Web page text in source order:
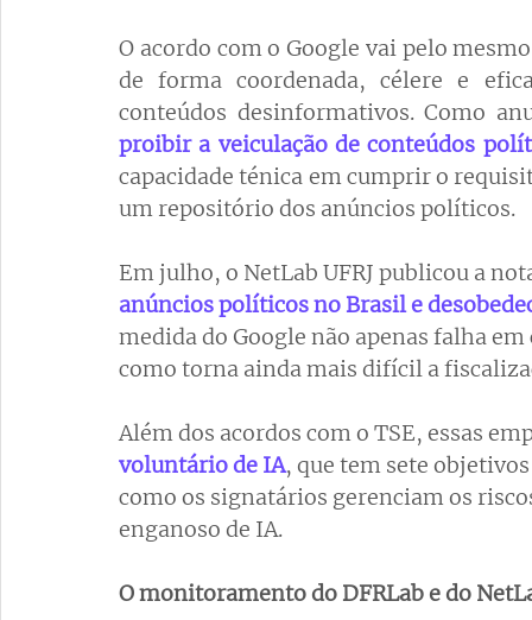
O acordo com o Google vai pelo
de forma coordenada, célere e
proibir a veiculação de conteúdos
capacidade ténica em cumprir o
um repositório dos anúncios políticos.
Em julho, o NetLab UFRJ publicou a
anúncios políticos no Brasil e
medida do Google não apenas falha
como torna ainda mais difícil a
Além dos acordos com o TSE, essas
voluntário de IA, que tem sete
como os signatários gerenciam os
enganoso de IA.
O monitoramento do DFRLab e do